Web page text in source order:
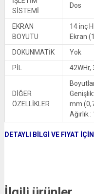
SİSTEMİ
Dos
EKRAN
BOYUTU
14 inç
Ekran
DOKUNMATİK
Yok
PİL
DİĞER
ÖZELLİKLER
mm
Ağırlık
DETAYLI BİLGİ VE FIYAT